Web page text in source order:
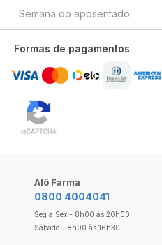
Semana do aposentado
Formas de pagamentos
Alô Farma
0800 4004041
Seg a Sex - 8h00 às 20h00
Sábado - 8h00 às 16h30